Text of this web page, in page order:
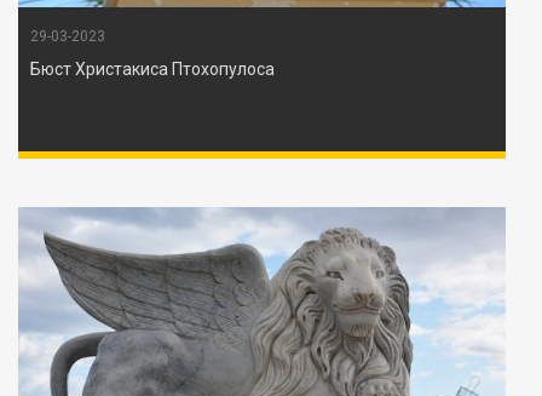
29-03-2023
Бюст Христакиса Птохопулоса